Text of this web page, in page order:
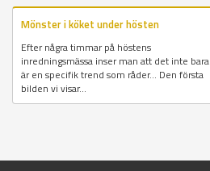
Mönster i köket under hösten
Efter några timmar på höstens
inredningsmässa inser man att det inte bara
är en specifik trend som råder... Den första
bilden vi visar...